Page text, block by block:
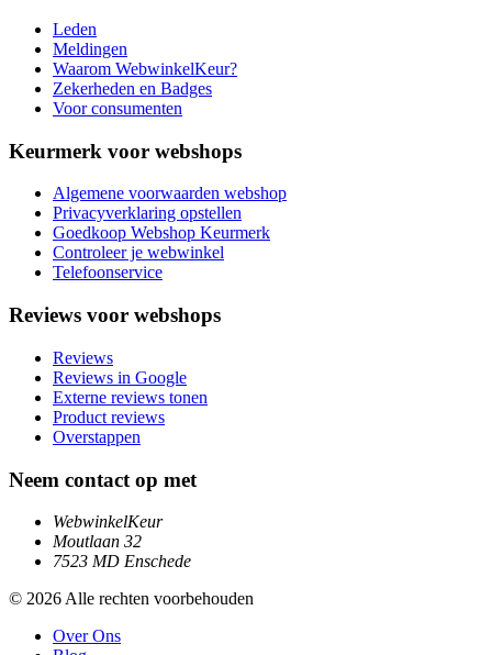
Leden
Meldingen
Waarom WebwinkelKeur?
Zekerheden en Badges
Voor consumenten
Keurmerk voor webshops
Algemene voorwaarden webshop
Privacyverklaring opstellen
Goedkoop Webshop Keurmerk
Controleer je webwinkel
Telefoonservice
Reviews voor webshops
Reviews
Reviews in Google
Externe reviews tonen
Product reviews
Overstappen
Neem contact op met
WebwinkelKeur
Moutlaan 32
7523 MD Enschede
© 2026 Alle rechten voorbehouden
Over Ons